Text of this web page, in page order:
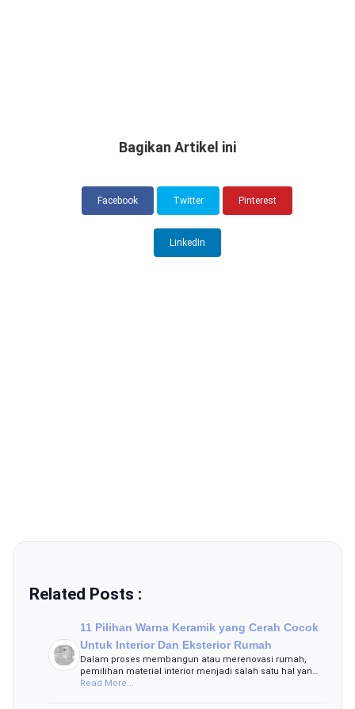
Bagikan Artikel ini
Facebook Twitter Pinterest
LinkedIn
Related Posts :
11 Pilihan Warna Keramik yang Cerah Cocok
Untuk Interior Dan Eksterior Rumah
Dalam proses membangun atau merenovasi rumah,
pemilihan material interior menjadi salah satu hal yan…
Read More...